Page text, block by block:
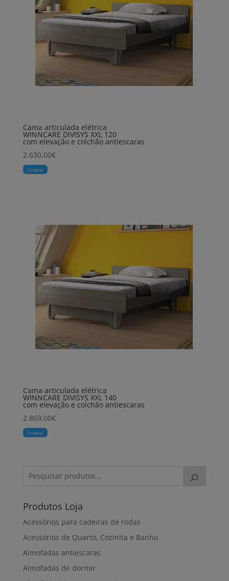
Cama articulada elétrica
WINNCARE DIVISYS XXL 120
com elevação e colchão antiescaras
2.630,00€
Comprar
Cama articulada elétrica
WINNCARE DIVISYS XXL 140
com elevação e colchão antiescaras
2.869,00€
Comprar
Produtos Loja
Acessórios para cadeiras de rodas
Acessórios de Quarto, Cozinha e Banho
Almofadas antiescaras
Almofadas de dormir